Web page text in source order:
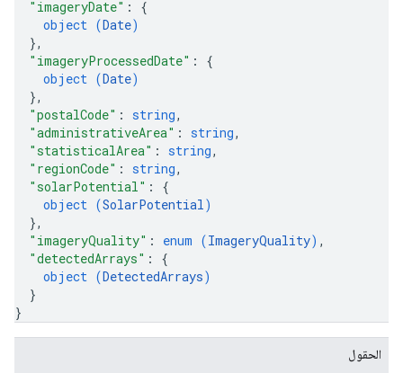
"imageryDate" : {
object (Date)
},
"imageryProcessedDate" : {
object (Date)
},
"postalCode" : string,
"administrativeArea" : string,
"statisticalArea" : string,
"regionCode" : string,
"solarPotential" : {
object (SolarPotential)
},
"imageryQuality" : enum (ImageryQuality) ,
"detectedArrays" : {
object (DetectedArrays)
}
}
الحقول